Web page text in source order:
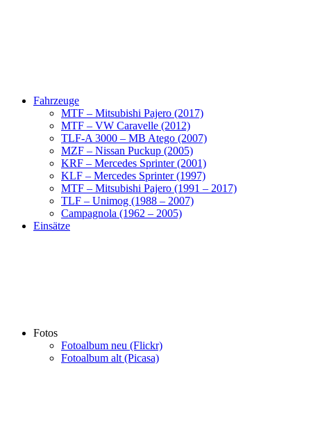
Fahrzeuge
MTF – Mitsubishi Pajero (2017)
MTF – VW Caravelle (2012)
TLF-A 3000 – MB Atego (2007)
MZF – Nissan Puckup (2005)
KRF – Mercedes Sprinter (2001)
KLF – Mercedes Sprinter (1997)
MTF – Mitsubishi Pajero (1991 – 2017)
TLF – Unimog (1988 – 2007)
Campagnola (1962 – 2005)
Einsätze
Fotos
Fotoalbum neu (Flickr)
Fotoalbum alt (Picasa)